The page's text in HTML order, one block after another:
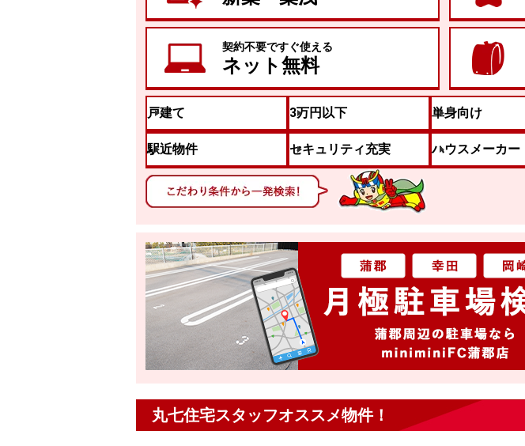
契約不要ですぐ使える
ネット無料
戸建て 3万円以下 単身向け
駅近物件 セキュリティ充実 ハウスメーカー
丸七住宅スタッフオススメ物件！